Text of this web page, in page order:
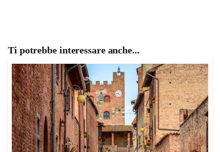
Ti potrebbe interessare anche...